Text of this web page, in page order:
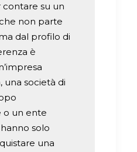
su un
non parte
dal profilo di
è
una società di
o un ente
solo
una